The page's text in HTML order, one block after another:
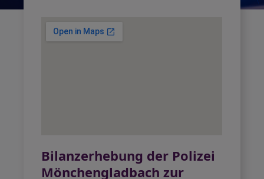
Bilanzerhebung der Polizei
Mönchengladbach zur